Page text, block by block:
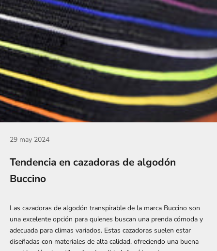
29 may 2024
Tendencia en cazadoras de algodón
Buccino
Las cazadoras de algodón transpirable de la marca Buccino son
una excelente opción para quienes buscan una prenda cómoda y
adecuada para climas variados. Estas cazadoras suelen estar
diseñadas con materiales de alta calidad, ofreciendo una buena